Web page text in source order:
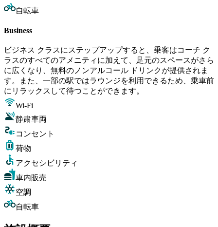
自転車
Business
ビジネス クラスにステップアップすると、乗客はコーチ ク
ラスのすべてのアメニティに加えて、足元のスペースがさら
に広くなり、無料のノンアルコール ドリンクが提供されま
す。また、一部の駅ではラウンジを利用できるため、乗車前
にリラックスして待つことができます。
Wi-Fi
静粛車両
コンセント
荷物
アクセシビリティ
車内販売
空調
自転車